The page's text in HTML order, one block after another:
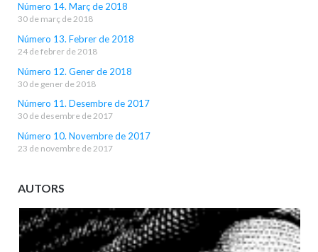
Número 14. Març de 2018
30 de març de 2018
Número 13. Febrer de 2018
24 de febrer de 2018
Número 12. Gener de 2018
30 de gener de 2018
Número 11. Desembre de 2017
30 de desembre de 2017
Número 10. Novembre de 2017
23 de novembre de 2017
AUTORS